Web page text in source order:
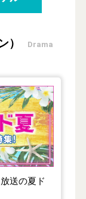
） Drama
送の夏ド